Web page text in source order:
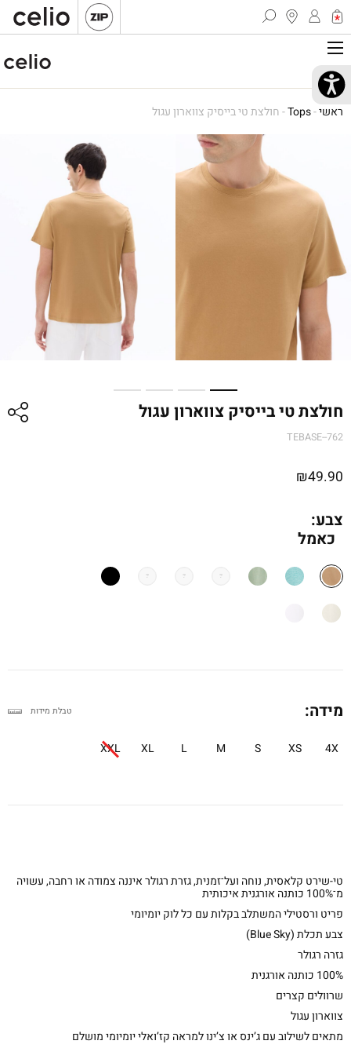
ראשי-
Tops
-חולצת טי בייסיק צווארון עגול
חולצת טי בייסיק צווארון עגול
TEBASE--762
₪49.90
צבע:
כאמל
מידה:
4X
XS
S
M
L
XL
XXL
טבלת מידות
טי-שירט קלאסית, נוחה ועל־זמנית, גזרת רגולר איננה צמודה או רחבה, עשויה
מ־100% כותנה אורגנית איכותית
פריט ורסטילי המשתלב בקלות עם כל לוק יומיומי
צבע תכלת (Blue Sky)
גזרה רגולר
100% כותנה אורגנית
שרוולים קצרים
צווארון עגול
מתאים לשילוב עם ג’ינס או צ’ינו למראה קז’ואלי יומיומי מושלם